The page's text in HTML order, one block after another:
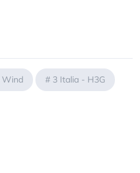
Wind # 3 Italia - H3G